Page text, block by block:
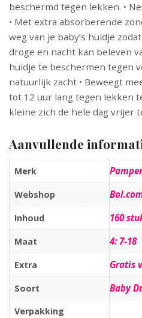
beschermd tegen lekken. •
• Met extra absorberende
weg van je baby’s huidje
droge en nacht kan beleven
huidje te beschermen tegen
natuurlijk zacht • Beweegt
tot 12 uur lang tegen lekken
kleine zich de hele dag vrijer
Aanvullende
Merk
Webshop
Inhoud 160
Maat 4: 7-18
Extra Gratis
Soort Baby
Verpakking